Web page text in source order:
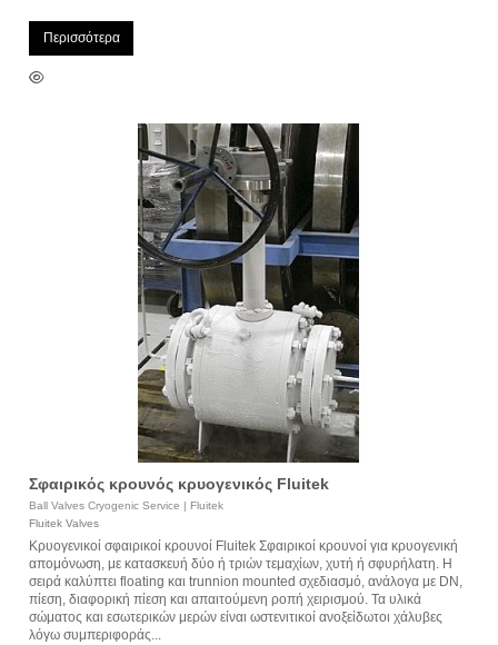
Περισσότερα
Σφαιρικός κρουνός κρυογενικός Fluitek
Ball Valves Cryogenic Service | Fluitek
Fluitek Valves
Κρυογενικοί σφαιρικοί κρουνοί Fluitek Σφαιρικοί κρουνοί για κρυογενική
απομόνωση, με κατασκευή δύο ή τριών τεμαχίων, χυτή ή σφυρήλατη. Η
σειρά καλύπτει floating και trunnion mounted σχεδιασμό, ανάλογα με DN,
πίεση, διαφορική πίεση και απαιτούμενη ροπή χειρισμού. Τα υλικά
σώματος και εσωτερικών μερών είναι ωστενιτικοί ανοξείδωτοι χάλυβες
λόγω συμπεριφοράς...